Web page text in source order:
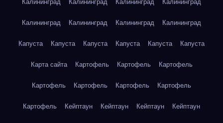
Калининград Калининград Калининград Калининград
Калининград Калининград Калининград Калининград
Капуста Капуста Капуста Капуста Капуста Капуста
Карта сайта Картофель Картофель Картофель
Картофель Картофель Картофель Картофель
Картофель Кейптаун Кейптаун Кейптаун Кейптаун